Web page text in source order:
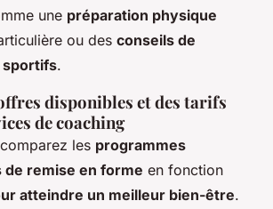
une préparation physique
ou des conseils de
sportifs.
disponibles et des tarifs
de coaching
les programmes
de remise en forme en fonction
atteindre un meilleur bien-être.